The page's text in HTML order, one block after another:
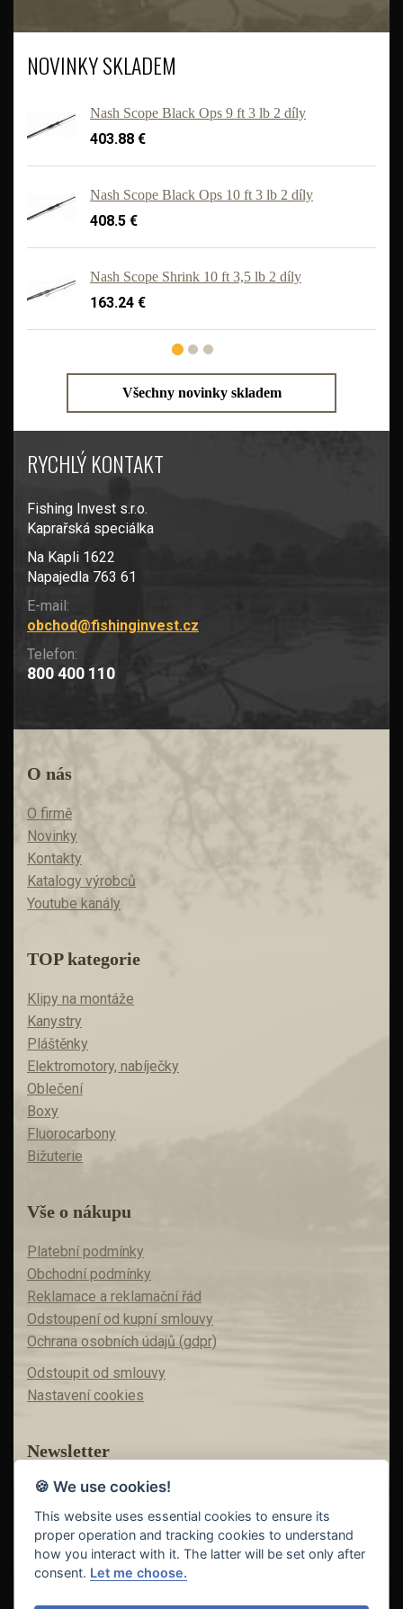
NOVINKY SKLADEM
Nash Scope Black Ops 9 ft 3 lb 2 díly
403.88 €
Nash Scope Black Ops 10 ft 3 lb 2 díly
408.5 €
Nash Scope Shrink 10 ft 3,5 lb 2 díly
163.24 €
Všechny novinky skladem
RYCHLÝ KONTAKT
Fishing Invest s.r.o.
Kaprařská speciálka
Na Kapli 1622
Napajedla 763 61
E-mail:
obchod@fishinginvest.cz
Telefon:
800 400 110
O nás
O firmě
Novinky
Kontakty
Katalogy výrobců
Youtube kanály
TOP kategorie
Klipy na montáže
Kanystry
Pláštěnky
Elektromotory, nabíječky
Oblečení
Boxy
Fluorocarbony
Bižuterie
Vše o nákupu
Platební podmínky
Obchodní podmínky
Reklamace a reklamační řád
Odstoupení od kupní smlouvy
Ochrana osobních údajů (gdpr)
Odstoupit od smlouvy
Nastavení cookies
Newsletter
Máte zájem o akční nabídky?
Teď už vám nic neunikne!
🍪 We use cookies!
This website uses essential cookies to ensure its
proper operation and tracking cookies to understand
how you interact with it. The latter will be set only after
consent. Let me choose.